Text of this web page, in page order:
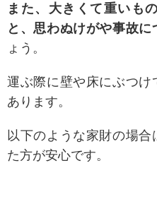
また、大きくて重いも
と、思わぬけがや事故
ょう。
運ぶ際に壁や床にぶつけ
あります。
以下のような家財の場
た方が安心です。